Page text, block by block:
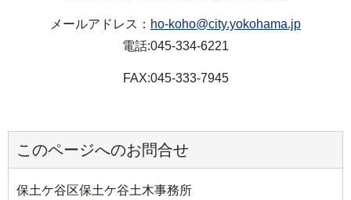
メールアドレス： ho-koho@city.yokohama.jp
電話:045-334-6221
FAX:045-333-7945
このページへのお問合せ
保土ケ谷区保土ケ谷土木事務所